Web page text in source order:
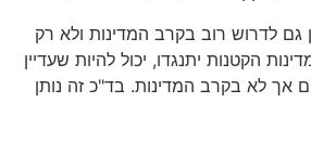
גם לדרוש רוב בקרב המדינות ולא רק
הקטנות יתנגדו, יכול להיות שעדיין
אך לא בקרב המדינות. בד"כ זה נותן